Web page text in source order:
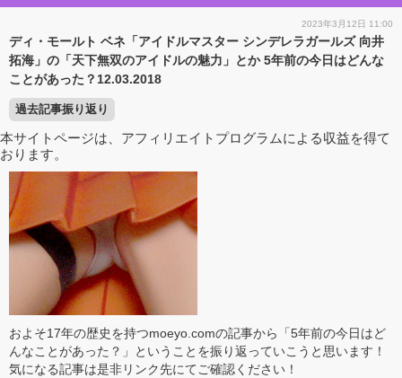
2023年3月12日 11:00
ディ・モールト ベネ「アイドルマスター シンデレラガールズ 向井
拓海」の「天下無双のアイドルの魅力」とか 5年前の今日はどんな
ことがあった？12.03.2018
過去記事振り返り
本サイトページは、アフィリエイトプログラムによる収益を得て
おります。
およそ17年の歴史を持つmoeyo.comの記事から「5年前の今日はど
んなことがあった？」ということを振り返っていこうと思います！
気になる記事は是非リンク先にてご確認ください！